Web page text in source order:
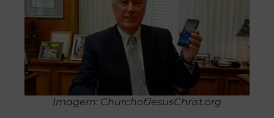
Imagem: ChurchofJesusChrist.org